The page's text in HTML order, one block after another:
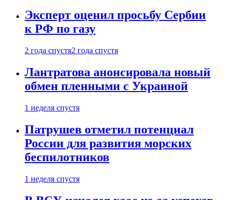
Эксперт оценил просьбу Сербии
к РФ по газу
2 года спустя2 года спустя
Лантратова анонсировала новый
обмен пленными с Украиной
1 неделя спустя
Патрушев отметил потенциал
России для развития морских
беспилотников
1 неделя спустя